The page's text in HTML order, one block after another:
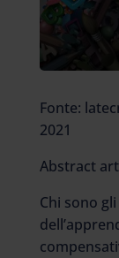
Fonte:
2021
Abstract
Chi sono